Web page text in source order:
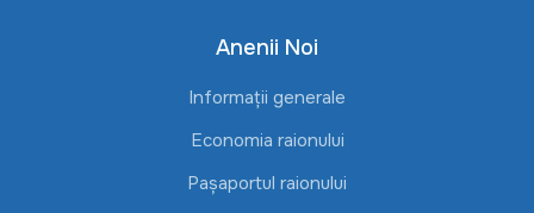
Anenii Noi
Informații generale
Economia raionului
Pașaportul raionului